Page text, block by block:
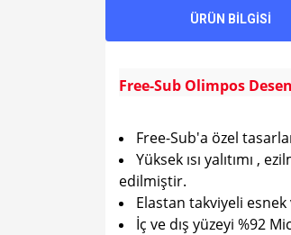
ÜRÜN BİLGİSİ
Free-Sub Olimpos
Free-Sub'a özel
Yüksek ısı yalıtımı ,
edilmiştir.
Elastan takviyeli
İç ve dış yüzeyi %92